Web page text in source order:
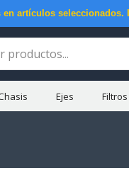
en artículos seleccionados.
Ejes Filtros